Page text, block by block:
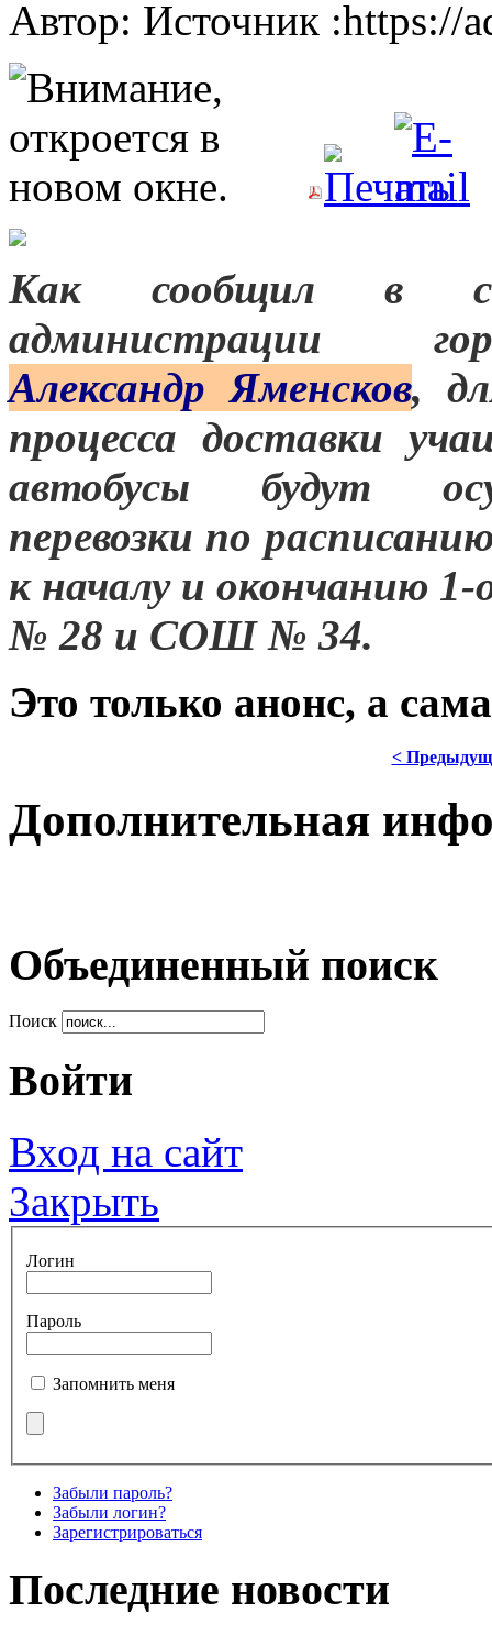
Автор: Источник :https://
Как сообщил в
администрации
Александр Яменсков,
процесса доставки
автобусы будут
перевозки по
к началу и окончанию
№ 28 и СОШ № 34.
Это только анонс, а
<
Дополнительная
Объединенный поиск
Поиск
Войти
Вход на сайт
Закрыть
Логин
Пароль
Запомнить меня
Забыли пароль?
Забыли логин?
Зарегистрироваться
Последние новости